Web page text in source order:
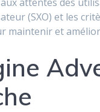
(SXO) et les
et